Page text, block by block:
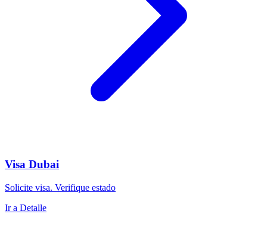
Visa Dubai
Solicite visa. Verifique estado
Ir a Detalle